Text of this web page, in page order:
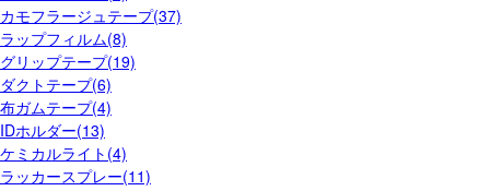
カモフラージュテープ(37)
ラップフィルム(8)
グリップテープ(19)
ダクトテープ(6)
布ガムテープ(4)
IDホルダー(13)
ケミカルライト(4)
ラッカースプレー(11)